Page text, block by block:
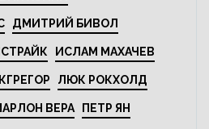
ДМИТРИЙ БИВОЛ
ИСЛАМ МАХАЧЕВ
ЛЮК РОКХОЛД
ВЕРА ПЕТР ЯН